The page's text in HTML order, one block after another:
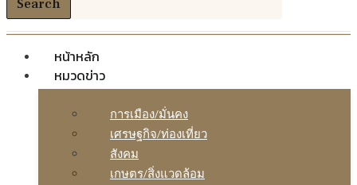
Search
หน้าหลัก
หมวดข่าว
การเมือง/มั่นคง
เศรษฐกิจ/ท่องเที่ยว
สังคม
เกษตร/สิ่งแวดล้อม